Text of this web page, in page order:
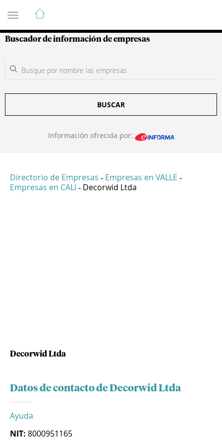
Guía de Empresas Colombianas
Buscador de información de empresas
BUSCAR
Información ofrecida por:
Directorio de Empresas - Empresas en VALLE -
Empresas en CALI - Decorwid Ltda
Decorwid Ltda
Datos de contacto de Decorwid Ltda
Ayuda
NIT: 8000951165